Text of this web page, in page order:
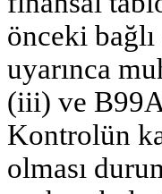
önceki
uyarınca
(iii) ve
Kontrolün
olması